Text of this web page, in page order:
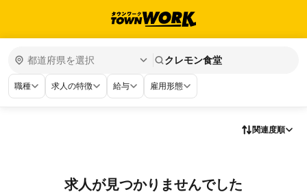
クレモン食堂
職種 求人の特徴 給与 雇用形態
関連度順
求人が見つかりませんでした